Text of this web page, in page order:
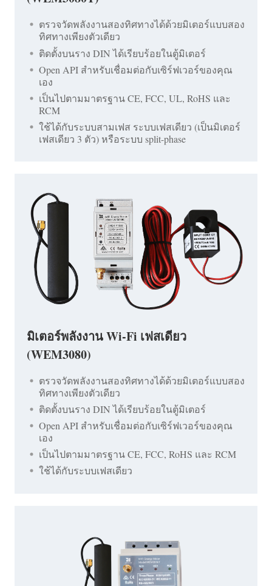
ตรวจวัดพลังงานสองทิศทางได้ด้วยมิเตอร์แบบสอง
ทิศทางเพียงตัวเดียว
ติดตั้งบนราง DIN ได้เรียบร้อยในตู้มิเตอร์
Open API สำหรับเชื่อมต่อกับเซิร์ฟเวอร์ของคุณ
เอง
เป็นไปตามมาตรฐาน CE, FCC, UL, RoHS และ
RCM
ใช้ได้กับระบบสามเฟส ระบบเฟสเดียว (เป็นมิเตอร์
เฟสเดียว 3 ตัว) หรือระบบ split-phase
มิเตอร์พลังงาน Wi-Fi เฟสเดียว
(WEM3080)
ตรวจวัดพลังงานสองทิศทางได้ด้วยมิเตอร์แบบสอง
ทิศทางเพียงตัวเดียว
ติดตั้งบนราง DIN ได้เรียบร้อยในตู้มิเตอร์
Open API สำหรับเชื่อมต่อกับเซิร์ฟเวอร์ของคุณ
เอง
เป็นไปตามมาตรฐาน CE, FCC, RoHS และ RCM
ใช้ได้กับระบบเฟสเดียว